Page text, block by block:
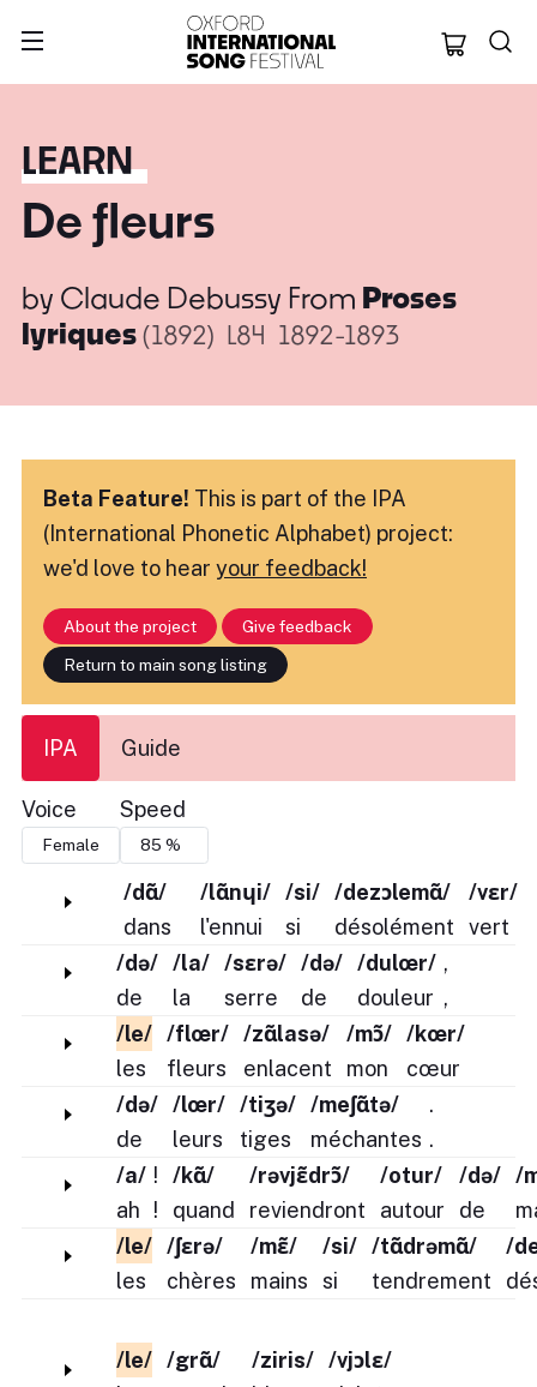
Oxford
LEARN
De fleurs
by Claude Debussy From Proses
lyriques(1892) L84 1892-1893
Beta Feature! This is part of the IPA
(International Phonetic Alphabet) project:
we'd love to hear your feedback!
About the project
Give feedback
Return to main song listing
IPA Guide
Voice Speed
/dɑ̃/
dans
/lɑ̃nɥi/
l'ennui
/si/
si
/dezɔlemɑ̃/
désolément
/vɛr/
vert
/də/
de
/la/
la
/sɛrə/
serre
/də/
de
/dulœr/
douleur
,
,
/le/
les
/flœr/
fleurs
/zɑ̃lasə/
enlacent
/mɔ̃/
mon
/kœr/
cœur
/də/
de
/lœr/
leurs
/tiʒə/
tiges
/meʃɑ̃tə/
méchantes
.
.
/a/
ah
!
!
/kɑ̃/
quand
/rəvjɛ̃drɔ̃/
reviendront
/otur/
autour
/də/
de
/
/le/
les
/ʃɛrə/
chères
/mɛ̃/
mains
/si/
si
/tɑ̃drəmɑ̃/
tendrement
/
/le/ /grɑ̃/
/ziris/ /vjɔlɛ/